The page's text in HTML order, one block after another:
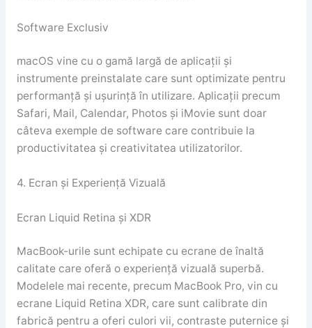
Software Exclusiv
macOS vine cu o gamă largă de aplicații și
instrumente preinstalate care sunt optimizate pentru
performanță și ușurință în utilizare. Aplicații precum
Safari, Mail, Calendar, Photos și iMovie sunt doar
câteva exemple de software care contribuie la
productivitatea și creativitatea utilizatorilor.
4. Ecran și Experiență Vizuală
Ecran Liquid Retina și XDR
MacBook-urile sunt echipate cu ecrane de înaltă
calitate care oferă o experiență vizuală superbă.
Modelele mai recente, precum MacBook Pro, vin cu
ecrane Liquid Retina XDR, care sunt calibrate din
fabrică pentru a oferi culori vii, contraste puternice și